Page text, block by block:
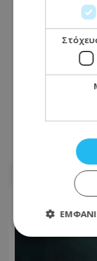
Google: Ο
05.08.2026 - 23:13